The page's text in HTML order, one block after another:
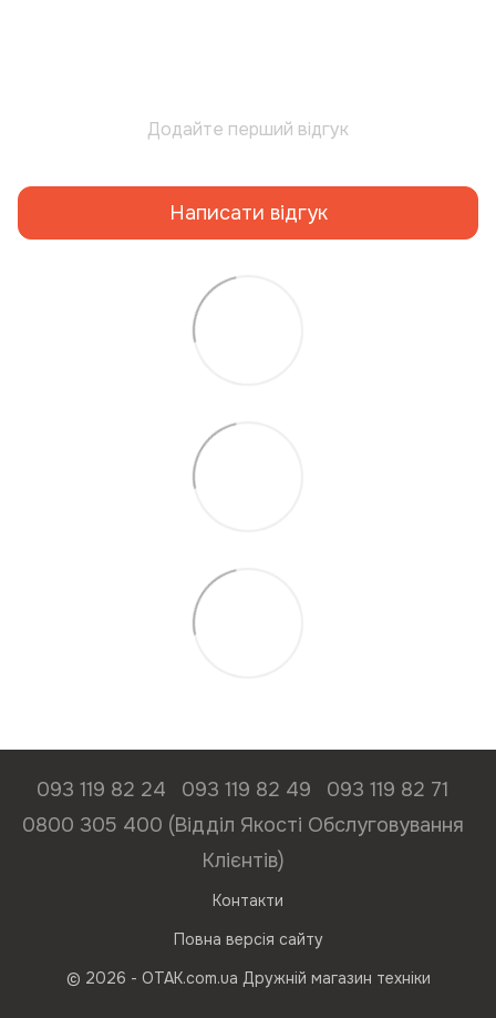
Додайте перший відгук
Написати відгук
093 119 82 24 093 119 82 49
093 119 82 71
0800 305 400 (Відділ Якості Обслуговування
Клієнтів)
Контакти
Повна версія сайту
© 2026 - ОТАК.com.ua Дружній магазин техніки